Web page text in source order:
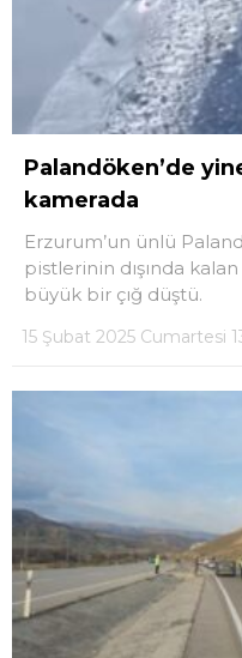
Palandöken’de
kamerada
Erzurum’un ünlü
pistlerinin dışında
büyük bir çığ düştü.
15 Şubat 2025 Cumartesi